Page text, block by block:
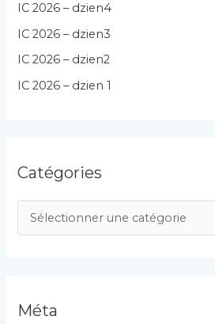
IC 2026 – dzien4
IC 2026 – dzien3
IC 2026 – dzien2
IC 2026 – dzien 1
Catégories
a
gMéta